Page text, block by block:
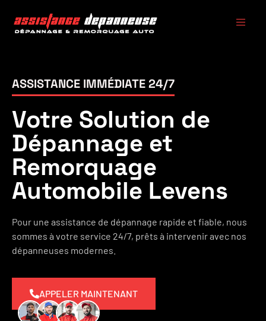
ASSISTANCE IMMÉDIATE 24/7
Votre Solution de
Dépannage et
Remorquage
Automobile Levens
Pour une assistance de dépannage rapide et fiable, nous
sommes à votre service 24/7, prêts à intervenir avec nos
dépanneuses modernes.
APPELER MAINTENANT